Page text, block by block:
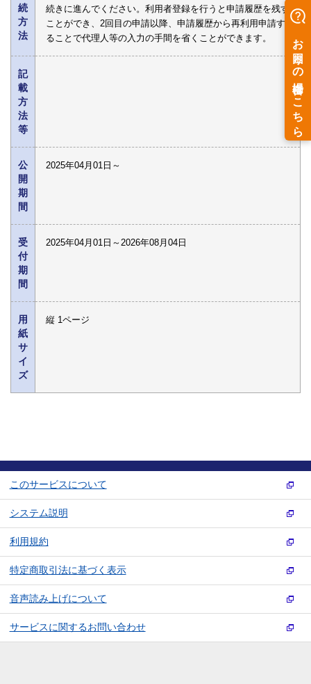
続
方
法
続きに進んでください。利用者登録を行うと申請履歴を残す
ことができ、2回目の申請以降、申請履歴から再利用申請す
ることで代理人等の入力の手間を省くことができます。
記
載
方
法
等
公
開
期
間
2025年04月01日～
受
付
期
間
2025年04月01日～2026年08月04日
用
紙
サ
イ
ズ
縦 1ページ
このサービスについて
システム説明
利用規約
特定商取引法に基づく表示
音声読み上げについて
サービスに関するお問い合わせ